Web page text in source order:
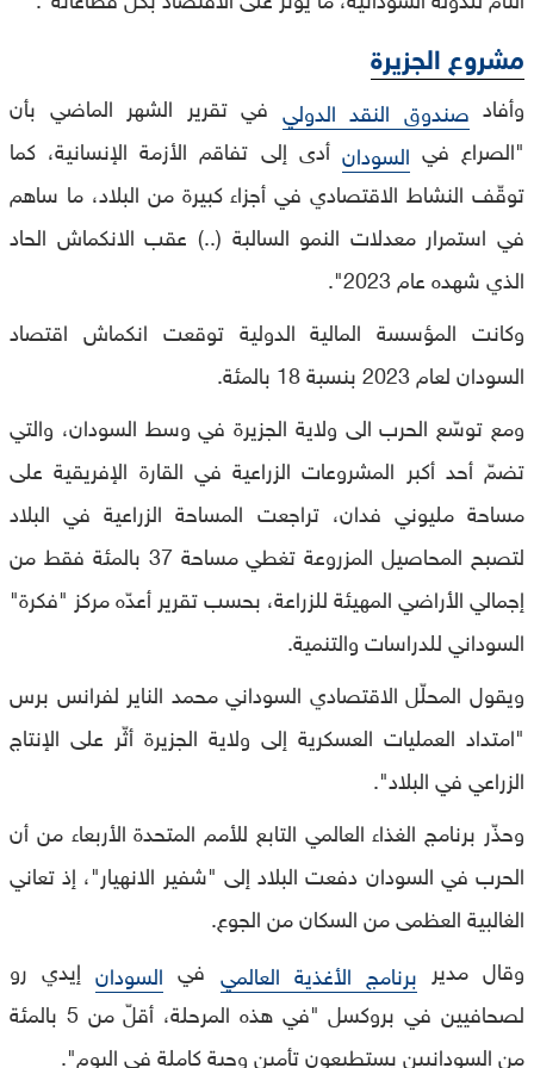
مشروع الجزيرة
وأفاد صندوق النقد الدولي في تقرير الشهر الماضي بأن
"الصراع في السودان أدى إلى تفاقم الأزمة الإنسانية، كما
توقّف النشاط الاقتصادي في أجزاء كبيرة من البلاد، ما ساهم
في استمرار معدلات النمو السالبة (..) عقب الانكماش الحاد
الذي شهده عام 2023".
وكانت المؤسسة المالية الدولية توقعت انكماش اقتصاد
السودان لعام 2023 بنسبة 18 بالمئة.
ومع توسّع الحرب الى ولاية الجزيرة في وسط السودان، والتي
تضمّ أحد أكبر المشروعات الزراعية في القارة الإفريقية على
مساحة مليوني فدان، تراجعت المساحة الزراعية في البلاد
لتصبح المحاصيل المزروعة تغطي مساحة 37 بالمئة فقط من
إجمالي الأراضي المهيئة للزراعة، بحسب تقرير أعدّه مركز "فكرة"
السوداني للدراسات والتنمية.
ويقول المحلّل الاقتصادي السوداني محمد الناير لفرانس برس
"امتداد العمليات العسكرية إلى ولاية الجزيرة أثّر على الإنتاج
الزراعي في البلاد".
وحذّر برنامج الغذاء العالمي التابع للأمم المتحدة الأربعاء من أن
الحرب في السودان دفعت البلاد إلى "شفير الانهيار"، إذ تعاني
الغالبية العظمى من السكان من الجوع.
وقال مدير برنامج الأغذية العالمي في السودانإيدي رو
لصحافيين في بروكسل "في هذه المرحلة، أقلّ من 5 بالمئة
من السودانيين يستطيعون تأمين وجبة كاملة في اليوم".